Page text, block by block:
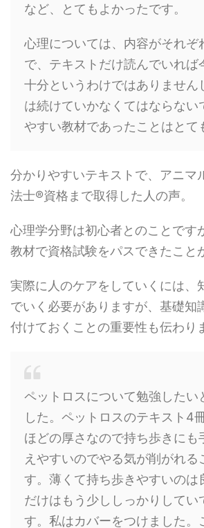
など、とてもよかったです。
心理については、内容がそれぞ
で、テキストだけ読んでいれば
十分というわけではありません
は続けていかなくてはならない
やすい教材であったことはとて
分かりやすいテキストで、アニマ
法士®資格まで取得した人の声。
心理学分野は初心者とのことです
教材で資格試験をパスできたこと
実際に人のケアをしていくには、
でいく必要がありますが、基礎知
付けておくことの重要性も伝わり
ペットロスについて勉強したい
した。ペットロスのテキスト4
ほどの厚さなので持ち歩きにも
えやすいのでやる気が削がれる
す。薄くて持ち歩きやすいのは
だけはもう少ししっかりしてい
す。私はカバーをつけました。